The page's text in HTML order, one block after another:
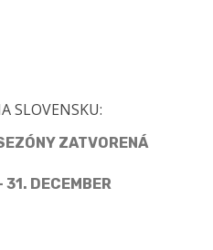
SLOVENSKU:
ZATVORENÁ
31. DECEMBER